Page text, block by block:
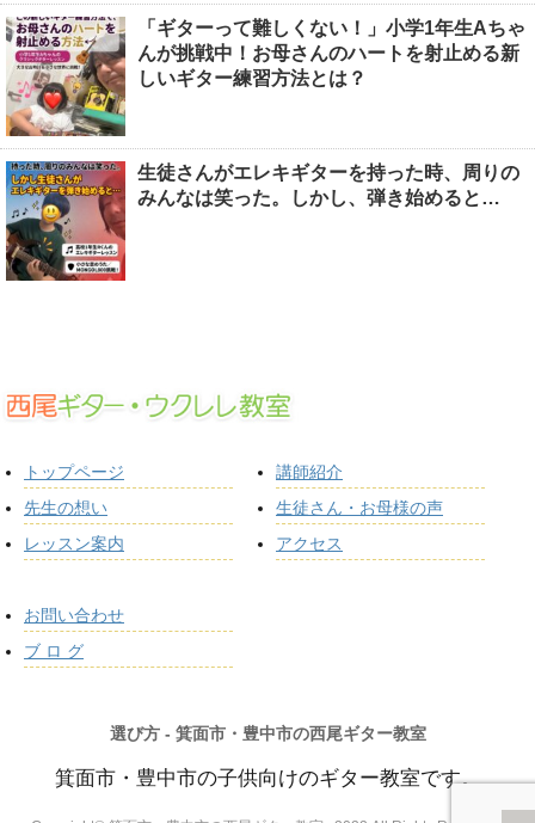
「ギターって難しくない！」小学1年生Aちゃ
んが挑戦中！お母さんのハートを射止める新
しいギター練習方法とは？
生徒さんがエレキギターを持った時、周りの
みんなは笑った。しかし、弾き始めると…
トップページ
先生の想い
レッスン案内
講師紹介
生徒さん・お母様の声
アクセス
お問い合わせ
ブ ロ グ
選び方 - 箕面市・豊中市の西尾ギター教室
箕面市・豊中市の子供向けのギター教室です。